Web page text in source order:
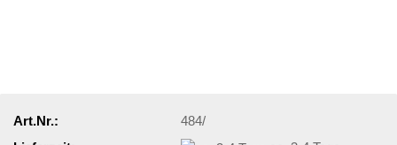
Art.Nr.:
484/